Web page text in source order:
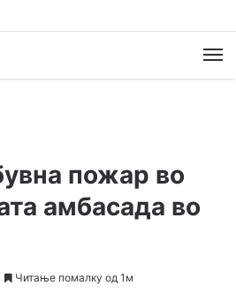
пожар во
амбасада во
Читање помалку од 1м